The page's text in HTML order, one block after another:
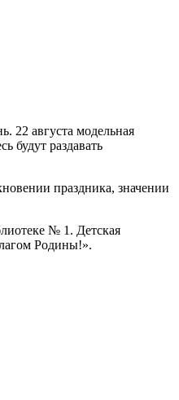
22 августа модельная
будут раздавать
праздника, значении
№ 1. Детская
Родины!».